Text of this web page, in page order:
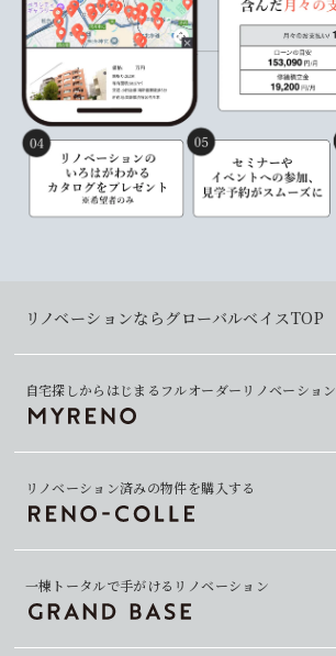
リノベーションならグローバルベイスTOP
自宅探しからはじまるフルオーダーリノベーション
リノベーション済みの物件を購入する
一棟トータルで手がけるリノベーション